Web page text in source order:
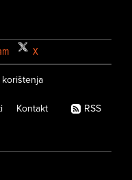
X
Kontakt RSS